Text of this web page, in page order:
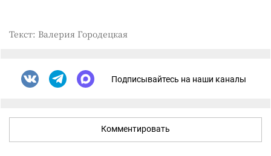
Текст: Валерия Городецкая
Подписывайтесь на наши каналы
Комментировать